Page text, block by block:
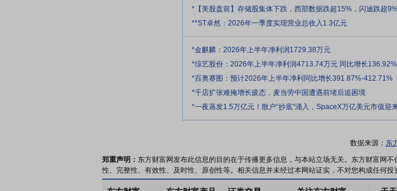
*【美股盘前】存储股集体下跌，西部数据跌超15%，闪迪跌超
**ST卓然：2026年一季度实现营业总收入1.3亿元
*金麒麟：2026年上半年净利润1729.38万元
*综艺股份：2026年上半年净利润4713.74万元 同比增长136.92%
*百奥赛图：预计2026年上半年净利同比增长391.87%-412.71%
*千店扩张难掩增长疲态，麦当劳中国遭遇前堵后追困境
*一夜蒸发1.5万亿元！散户“抄底”涌入，SpaceX万亿美元市值迎
数据来源： 东
郑重声明： 东方财富网发布此信息的目的在于传播更多信息，与本站立场无关。东方财富网
性、完整性、有效性、及时性、原创性等。相关信息并未经过本网站证实，不对您构成任何投